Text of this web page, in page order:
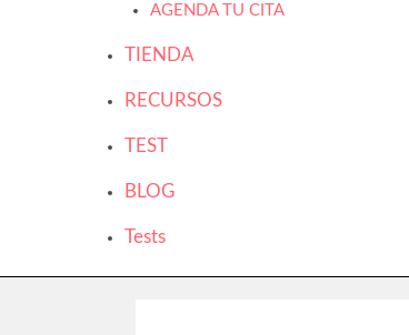
AGENDA TU CITA
TIENDA
RECURSOS
TEST
BLOG
Tests